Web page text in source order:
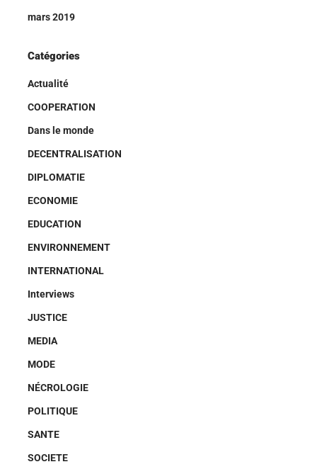
mars 2019
Catégories
Actualité
COOPERATION
Dans le monde
DECENTRALISATION
DIPLOMATIE
ECONOMIE
EDUCATION
ENVIRONNEMENT
INTERNATIONAL
Interviews
JUSTICE
MEDIA
MODE
NÉCROLOGIE
POLITIQUE
SANTE
SOCIETE